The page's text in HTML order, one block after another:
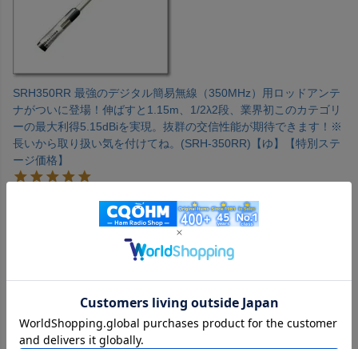
SRH350RR 最強のデジタル簡易無線（350MHz）用ロッドアンテ
ナがついに登場！伸ばすと1.15m、1/2λ2段、業界初このカテゴリ
ーの最大利得5.15dBiを実現。抜群の交信性能が期待できます！※
長いから取り扱い気を付けてね。(SRH-350RR)【ゆ】【特別ステ
ージ価格】
とにかく長い。でも、必要なときに伸ばせて使わないときに
スタンドに立てて使うなどしてアンテナの先端がぶつからな
いように気をつけて使ってみます。